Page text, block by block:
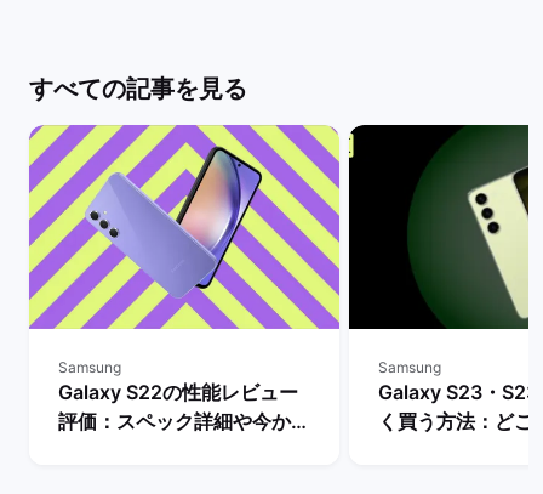
すべての記事を見る
Samsung
Galaxy S22の性能レビュー
評価：スペック詳細や今から
Samsung
Galaxy S23・
く買う方法：どこ